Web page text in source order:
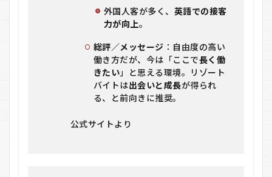
外国人客が多く、 英語での接客
力が向上。
総評／メッセージ ：自由度の高い
働き方だが、今は「ここで長く働
きたい」と思える環境。リゾート
バイトは出会いと成長が得られ
る、と前向きに推奨。
公式サイトより